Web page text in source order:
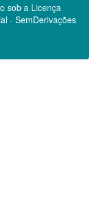
sob a Licença
- SemDerivações